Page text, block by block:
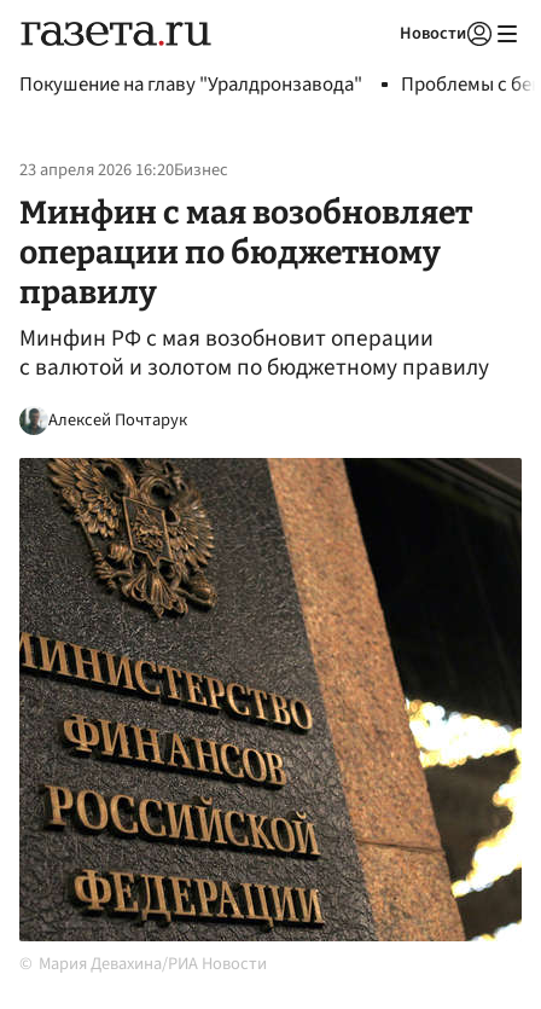
Новости
Покушение на главу "Уралдронзавода" Проблемы с
23 апреля 2026 16:20Бизнес
Минфин с мая возобновляет
операции по бюджетному
правилу
Минфин РФ с мая возобновит операции
с валютой и золотом по бюджетному правилу
Алексей Почтарук
Мария Девахина/РИА Новости